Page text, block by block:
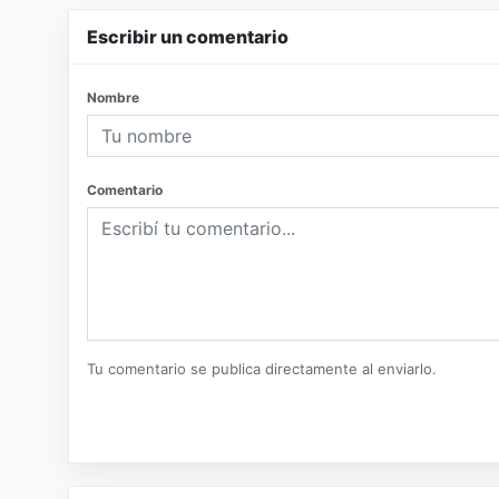
Escribir un comentario
Nombre
Comentario
Tu comentario se publica directamente al enviarlo.